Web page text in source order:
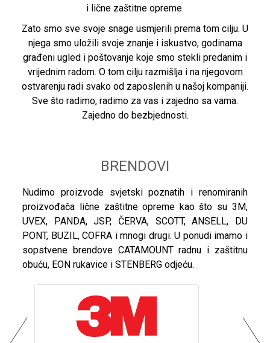
i lične zaštitne opreme.
Zato smo sve svoje snage usmjerili prema tom cilju. U
njega smo uložili svoje znanje i iskustvo, godinama
građeni ugled i poštovanje koje smo stekli predanim i
vrijednim radom. O tom cilju razmišlja i na njegovom
ostvarenju radi svako od zaposlenih u našoj kompaniji.
Sve što radimo, radimo za vas i zajedno sa vama.
Zajedno do bezbjednosti.
BRENDOVI
Nudimo proizvode svjetski poznatih i renomiranih
proizvođača lične zaštitne opreme kao što su 3M,
UVEX, PANDA, JSP, ČERVA, SCOTT, ANSELL, DU
PONT, BUZIL, COFRA i mnogi drugi. U ponudi imamo i
sopstvene brendove CATAMOUNT radnu i zaštitnu
obuću, EON rukavice i STENBERG odjeću.